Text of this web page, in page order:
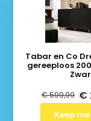
Tabar en Co
gereeploos
€ 599,99 €
Keep